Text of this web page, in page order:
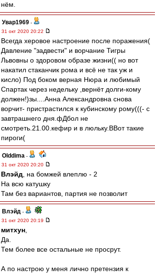
нём.
Увар1969 -
31 окт 2020 20:22
Всегда херовое настроение после поражения(
Давление "задвести" и ворчание Тигры
Львовны о здоровом образе жизни(( но вот
накатил стаканчик рома и всё не так уж и
кисло) Под боком верная Нюра и любимый
Спартак через недельку ,вернёт долги-кому
должен!)зы....Анна Александровна снова
ворчит- пристрастился к кубинскому рому(((- с
завтрашнего дня.фДбол не
смотреть.21.00.кефир и в люльку.ВВот такие
пироги(
Olddima -
31 окт 2020 20:20
Влэйд , на бомжей влеплю - 2
На всю катушку
Там без вариантов, партия не позволит
Влэйд -
31 окт 2020 20:19
митхун
Да.
Тем более все остальные не просрут.
А по настрою у меня лично претензия к